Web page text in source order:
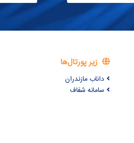
زیر پورتال‌ها
داناب مازندران
سامانه شفاف